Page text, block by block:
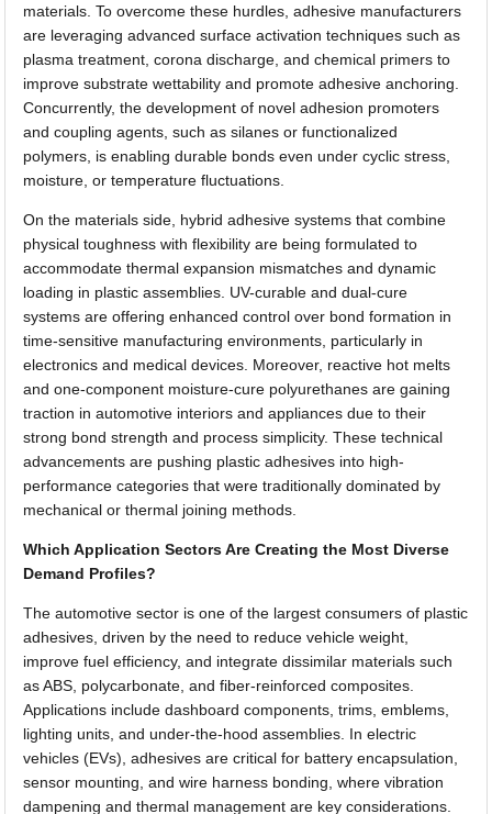
materials. To overcome these hurdles, adhesive manufacturers
are leveraging advanced surface activation techniques such as
plasma treatment, corona discharge, and chemical primers to
improve substrate wettability and promote adhesive anchoring.
Concurrently, the development of novel adhesion promoters
and coupling agents, such as silanes or functionalized
polymers, is enabling durable bonds even under cyclic stress,
moisture, or temperature fluctuations.
On the materials side, hybrid adhesive systems that combine
physical toughness with flexibility are being formulated to
accommodate thermal expansion mismatches and dynamic
loading in plastic assemblies. UV-curable and dual-cure
systems are offering enhanced control over bond formation in
time-sensitive manufacturing environments, particularly in
electronics and medical devices. Moreover, reactive hot melts
and one-component moisture-cure polyurethanes are gaining
traction in automotive interiors and appliances due to their
strong bond strength and process simplicity. These technical
advancements are pushing plastic adhesives into high-
performance categories that were traditionally dominated by
mechanical or thermal joining methods.
Which Application Sectors Are Creating the Most Diverse
Demand Profiles?
The automotive sector is one of the largest consumers of plastic
adhesives, driven by the need to reduce vehicle weight,
improve fuel efficiency, and integrate dissimilar materials such
as ABS, polycarbonate, and fiber-reinforced composites.
Applications include dashboard components, trims, emblems,
lighting units, and under-the-hood assemblies. In electric
vehicles (EVs), adhesives are critical for battery encapsulation,
sensor mounting, and wire harness bonding, where vibration
dampening and thermal management are key considerations.